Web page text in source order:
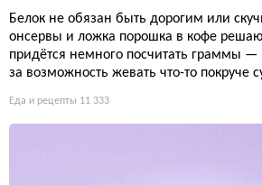
Белок не обязан быть дорогим или
онсервы и ложка порошка в кофе
придётся немного посчитать граммы —
за возможность жевать что-то покруче
Еда и рецепты 11 333